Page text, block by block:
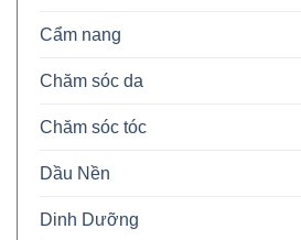
Cẩm nang
Chăm sóc da
Chăm sóc tóc
Dầu Nền
Dinh Dưỡng